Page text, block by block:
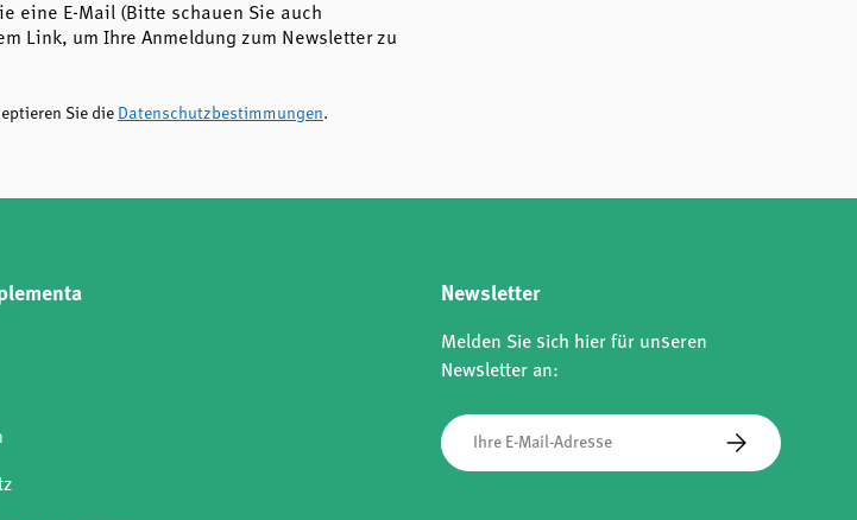
eine E-Mail (Bitte schauen Sie auch
Link, um Ihre Anmeldung zum Newsletter zu
Sie die Datenschutzbestimmungen.
Newsletter
Melden Sie sich hier für unseren
Newsletter an:
E-Mail
Abonnieren